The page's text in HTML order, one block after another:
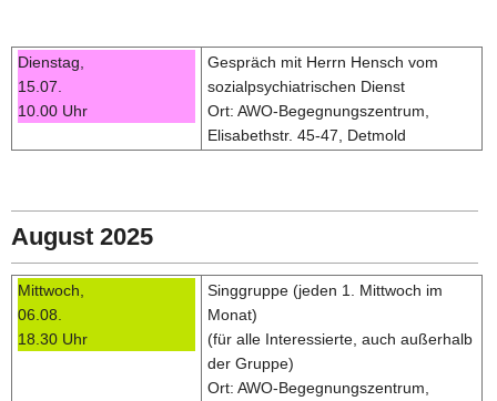
Dienstag,
15.07.
10.00 Uhr
Gespräch mit Herrn Hensch vom
sozialpsychiatrischen Dienst
Ort: AWO-Begegnungszentrum,
Elisabethstr. 45-47, Detmold
August 2025
Mittwoch,
06.08.
18.30 Uhr
Singgruppe (jeden 1. Mittwoch im
Monat)
(für alle Interessierte, auch außerhalb
der Gruppe)
Ort: AWO-Begegnungszentrum,